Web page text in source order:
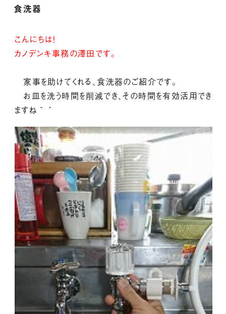
食洗器
こんにちは！
カノデンキ事務の澤田です。
家事を助けてくれる、食洗器のご紹介です。
お皿を洗う時間を削減でき、その時間を有効活用でき
ますね＾＾